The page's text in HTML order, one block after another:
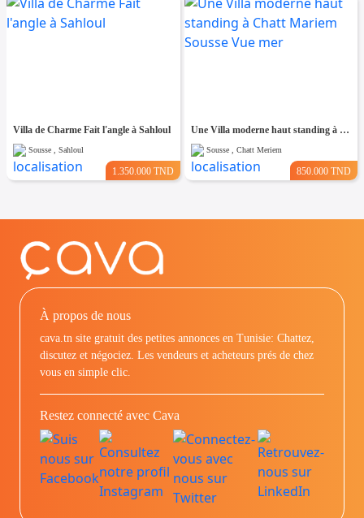
Villa de Charme Fait l'angle à Sahloul
Sousse , Sahloul
1.350.000 TND
Une Villa moderne haut standing à Chatt Mariem Sousse Vue mer
Sousse , Chatt Meriem
850.000 TND
À propos de nous
cava.tn site gratuit des petites annonces en Tunisie: Chattez,
discutez et négociez. Les vendeurs et acheteurs prés de chez
vous en simple clic.
Restez connecté avec Cava